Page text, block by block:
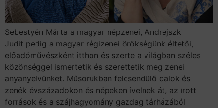
Sebestyén Márta a magyar népzenei, Andrejszki
Judit pedig a magyar régizenei örökségünk éltetői,
előadóművészként itthon és szerte a világban széles
közönséggel ismertetik és szerettetik meg zenei
anyanyelvünket. Műsorukban felcsendülő dalok és
zenék évszázadokon és népeken ívelnek át, az írott
források és a szájhagyomány gazdag tárházából